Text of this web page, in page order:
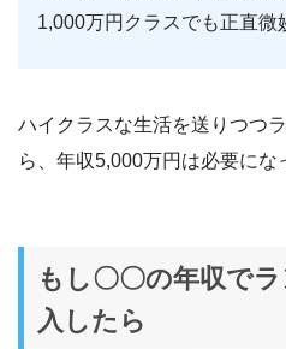
1,000万円クラスでも正直微
ハイクラスな生活を送りつつ
ら、年収5,000万円は必要にな
もし〇〇の年収で
入したら